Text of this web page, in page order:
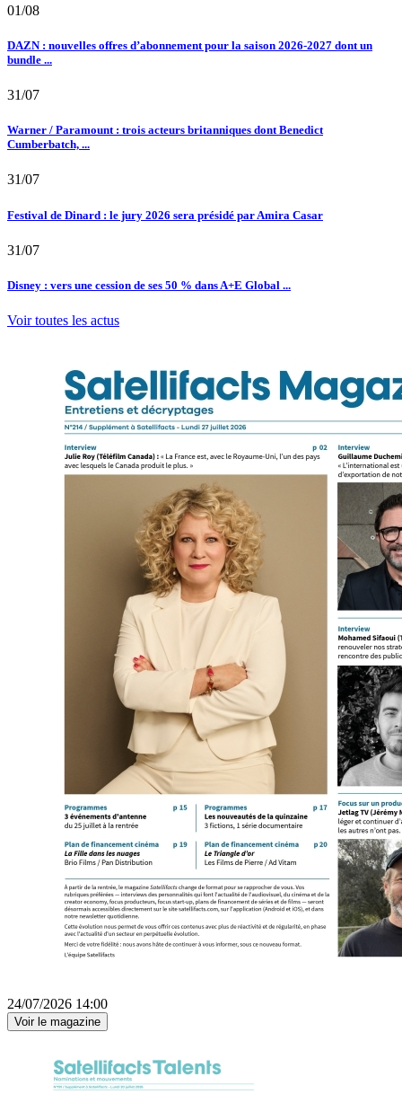
01/08
DAZN : nouvelles offres d’abonnement pour la saison 2026-2027 dont un
bundle ...
31/07
Warner / Paramount : trois acteurs britanniques dont Benedict
Cumberbatch, ...
31/07
Festival de Dinard : le jury 2026 sera présidé par Amira Casar
31/07
Disney : vers une cession de ses 50 % dans A+E Global ...
Voir toutes les actus
24/07/2026 14:00
Voir le magazine